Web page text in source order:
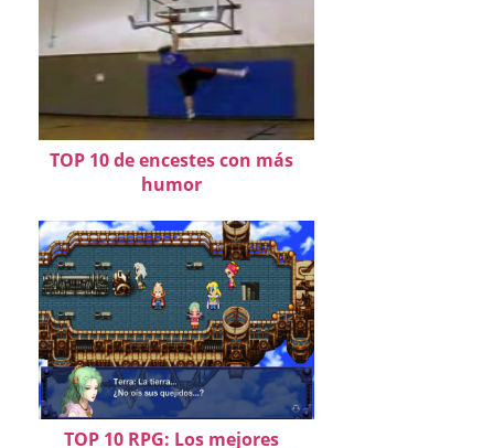
TOP 10 de encestes con más
humor
TOP 10 RPG: Los mejores